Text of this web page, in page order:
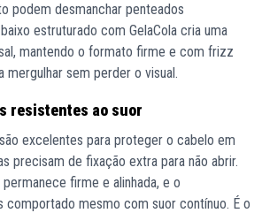
podem desmanchar penteados
estruturado com GelaCola cria uma
mantendo o formato firme e com frizz
sem perder o visual.
resistentes ao suor
excelentes para proteger o cabelo em
precisam de fixação extra para não abrir.
firme e alinhada, e o
mesmo com suor contínuo. É o